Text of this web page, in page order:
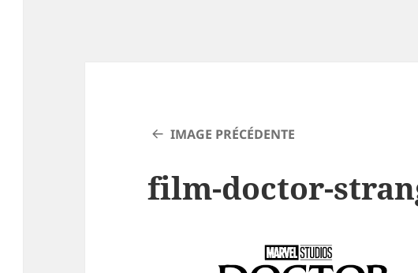
IMAGE PRÉCÉDENTE
film-doctor-